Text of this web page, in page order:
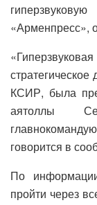
«Арменпресс»,
КСИР, была
аятоллы
говорится в
По
пройти через